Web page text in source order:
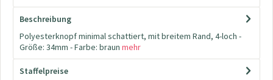
Beschreibung
Polyesterknopf minimal schattiert, mit breitem Rand, 4-loch -
Größe: 34mm - Farbe: braun mehr
Staffelpreise